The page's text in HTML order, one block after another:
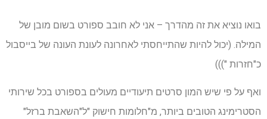
בואו נוציא את זה מהדרך – אני לא חובב ספורט בשום מובן של
המילה. (יכול להיות שהתייחסתי לאחרונה לעונת העונה של בייסבול
כ"חזרות ")))
ואף על פי שיש המון סרטים תיעודיים מעולים בספורט בכל שירותי
הסטרימינג הטובים ביותר, מ"חלומות חישוק "ל"השאבת ברזל"